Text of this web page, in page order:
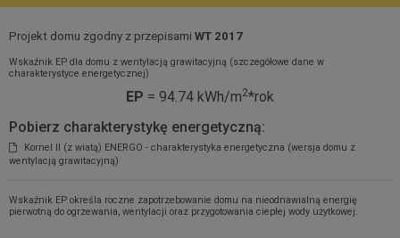
Projekt domu zgodny z przepisami WT 2017
Wskaźnik EP dla domu z wentylacją grawitacyjną (szczegółowe dane w
charakterystyce energetycznej)
EP = 94.74 kWh/m2*rok
Pobierz charakterystykę energetyczną:
Kornel II (z wiatą) ENERGO - charakterystyka energetyczna (wersja domu z
wentylacją grawitacyjną)
Wskaźnik EP określa roczne zapotrzebowanie domu na nieodnawialną energię
pierwotną do ogrzewania, wentylacji oraz przygotowania ciepłej wody użytkowej.